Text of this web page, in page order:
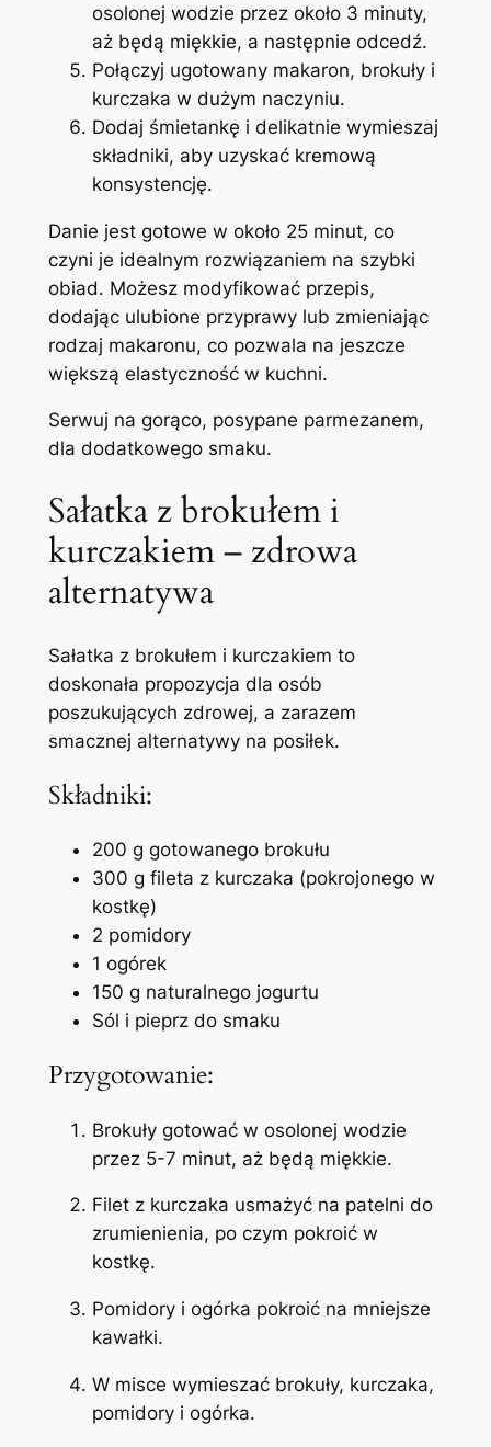
osolonej wodzie przez około 3 minuty,
aż będą miękkie, a następnie odcedź.
Połączyj ugotowany makaron, brokuły i
kurczaka w dużym naczyniu.
Dodaj śmietankę i delikatnie wymieszaj
składniki, aby uzyskać kremową
konsystencję.
Danie jest gotowe w około 25 minut, co
czyni je idealnym rozwiązaniem na szybki
obiad. Możesz modyfikować przepis,
dodając ulubione przyprawy lub zmieniając
rodzaj makaronu, co pozwala na jeszcze
większą elastyczność w kuchni.
Serwuj na gorąco, posypane parmezanem,
dla dodatkowego smaku.
Sałatka z brokułem i
kurczakiem – zdrowa
alternatywa
Sałatka z brokułem i kurczakiem to
doskonała propozycja dla osób
poszukujących zdrowej, a zarazem
smacznej alternatywy na posiłek.
Składniki:
200 g gotowanego brokułu
300 g fileta z kurczaka (pokrojonego w
kostkę)
2 pomidory
1 ogórek
150 g naturalnego jogurtu
Sól i pieprz do smaku
Przygotowanie:
Brokuły gotować w osolonej wodzie
przez 5-7 minut, aż będą miękkie.
Filet z kurczaka usmażyć na patelni do
zrumienienia, po czym pokroić w
kostkę.
Pomidory i ogórka pokroić na mniejsze
kawałki.
W misce wymieszać brokuły, kurczaka,
pomidory i ogórka.